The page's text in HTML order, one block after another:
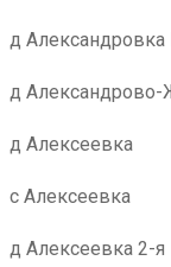
д Александровка
д
д Алексеевка
с Алексеевка
д Алексеевка 2-я